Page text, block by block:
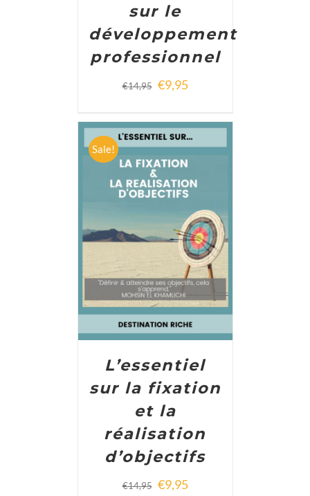
sur le
développement
professionnel
€14,95 €9,95
Sale!
ADD TO CART DETAILS
L’essentiel
sur la fixation
et la
réalisation
d’objectifs
€14,95 €9,95